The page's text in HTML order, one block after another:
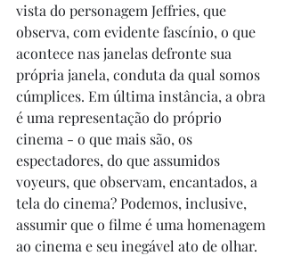
vista do personagem Jeffries, que
observa, com evidente fascínio, o que
acontece nas janelas defronte sua
própria janela, conduta da qual somos
cúmplices. Em última instância, a obra
é uma representação do próprio
cinema - o que mais são, os
espectadores, do que assumidos
voyeurs, que observam, encantados, a
tela do cinema? Podemos, inclusive,
assumir que o filme é uma homenagem
ao cinema e seu inegável ato de olhar.